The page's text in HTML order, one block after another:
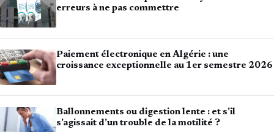
erreurs à ne pas commettre
Paiement électronique en Algérie : une
croissance exceptionnelle au 1er semestre 2026
Ballonnements ou digestion lente : et s’il
s’agissait d’un trouble de la motilité ?